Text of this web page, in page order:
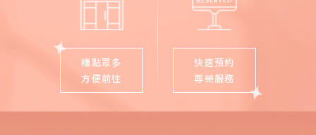
櫃點眾多
方便前往
快速預約
尊榮服務